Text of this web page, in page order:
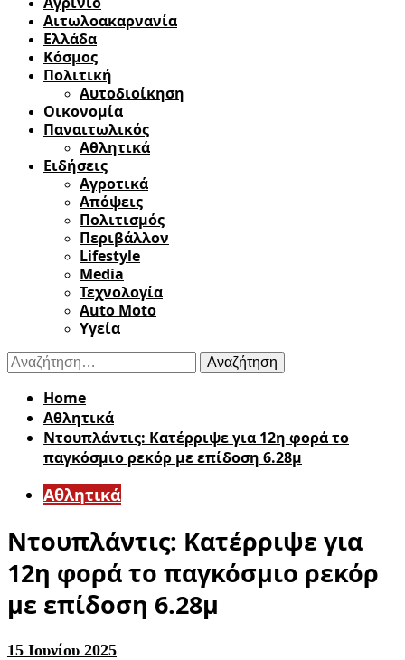
Αιτωλοακαρνανία
Ελλάδα
Κόσμος
Πολιτική
Αυτοδιοίκηση
Οικονομία
Παναιτωλικός
Αθλητικά
Ειδήσεις
Αγροτικά
Απόψεις
Πολιτισμός
Περιβάλλον
Lifestyle
Media
Τεχνολογία
Auto Moto
Υγεία
Αναζήτηση
για:
Home
Αθλητικά
Ντουπλάντις: Κατέρριψε για 12η φορά το
παγκόσμιο ρεκόρ με επίδοση 6.28μ
Αθλητικά
Ντουπλάντις: Κατέρριψε για
12η φορά το παγκόσμιο ρεκόρ
με επίδοση 6.28μ
15 Ιουνίου 2025